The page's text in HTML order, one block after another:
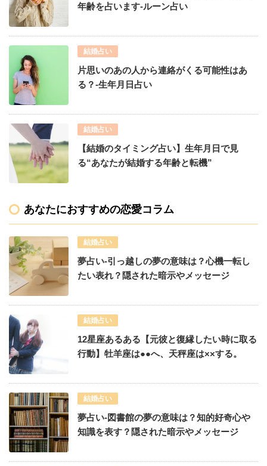
年齢を占います-ルーン占い
結婚占い
片思いのあの人から連絡がくる可能性はあ
る？-生年月日占い
結婚占い
【結婚のタイミング占い】生年月日で見
る“あなたが結婚する年齢と転機”
あなたにおすすめの恋愛コラム
結婚占い
夢占い-引っ越しの夢の意味は？心機一転し
たい表れ？隠された暗示やメッセージ
結婚占い
12星座あるある【元彼と復縁したい時に取る
行動】牡羊座は●●へ、天秤座は××する。
結婚占い
夢占い-図書館の夢の意味は？知的好奇心や
知識を表す？隠された暗示やメッセージ